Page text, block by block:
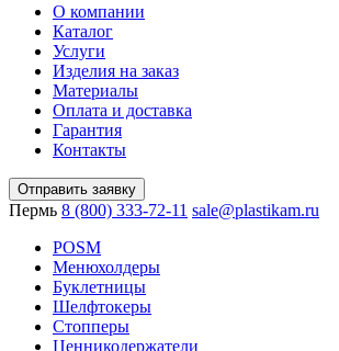
О компании
Каталог
Услуги
Изделия на заказ
Материалы
Оплата и доставка
Гарантия
Контакты
Отправить заявку
Пермь 8 (800) 333-72-11 sale@plastikam.ru
POSM
Менюхолдеры
Буклетницы
Шелфтокеры
Стопперы
Ценникодер­жа­те­ли